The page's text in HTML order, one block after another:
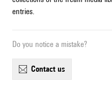
entries.
Do you notice a mistake?
contact us